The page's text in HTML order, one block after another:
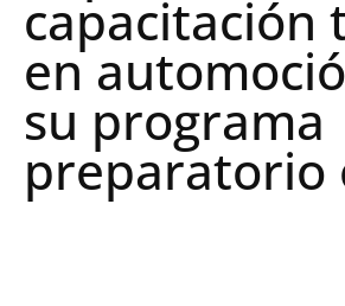
capacitación
en
su programa
preparatorio